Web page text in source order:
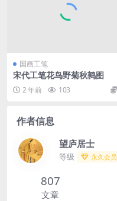
国画工笔
宋代工笔花鸟野菊秋鹑图
2 年前 103
作者信息
望庐居士
等级 永久会员
807
文章